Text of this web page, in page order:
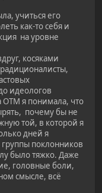
учиться его
как-то себя и
на уровне
косяками
идеологов
ОТМ я понимала, что
почему бы не
той, в которой я
дней я
группы поклонников
было тяжко. Даже
головные боли,
смысле, всё